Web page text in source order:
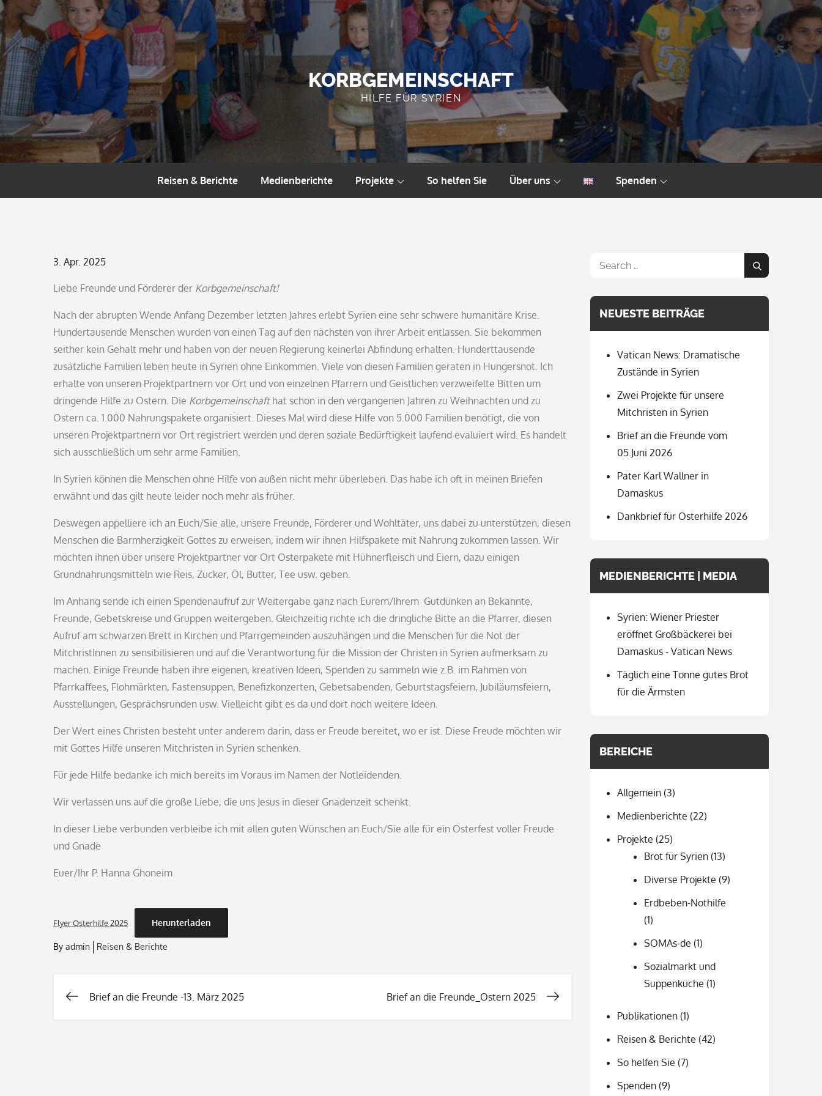
Skip
to
content
KORBGEMEINSCHAFT
HILFE FÜR SYRIEN
Reisen & Berichte Medienberichte Projekte So helfen Sie Über uns Spenden
Posted
3. Apr. 2025
Liebe Freunde und Förderer der Korbgemeinschaft!
Nach der abrupten Wende Anfang Dezember letzten Jahres erlebt Syrien eine sehr schwere humanitäre Krise.
Hundertausende Menschen wurden von einen Tag auf den nächsten von ihrer Arbeit entlassen. Sie bekommen
seither kein Gehalt mehr und haben von der neuen Regierung keinerlei Abfindung erhalten. Hunderttausende
zusätzliche Familien leben heute in Syrien ohne Einkommen. Viele von diesen Familien geraten in Hungersnot. Ich
erhalte von unseren Projektpartnern vor Ort und von einzelnen Pfarrern und Geistlichen verzweifelte Bitten um
dringende Hilfe zu Ostern. Die Korbgemeinschafthat schon in den vergangenen Jahren zu Weihnachten und zu
Ostern ca. 1.000 Nahrungspakete organisiert. Dieses Mal wird diese Hilfe von 5.000 Familien benötigt, die von
unseren Projektpartnern vor Ort registriert werden und deren soziale Bedürftigkeit laufend evaluiert wird. Es handelt
sich ausschließlich um sehr arme Familien.
In Syrien können die Menschen ohne Hilfe von außen nicht mehr überleben. Das habe ich oft in meinen Briefen
erwähnt und das gilt heute leider noch mehr als früher.
Deswegen appelliere ich an Euch/Sie alle, unsere Freunde, Förderer und Wohltäter, uns dabei zu unterstützen, diesen
Menschen die Barmherzigkeit Gottes zu erweisen, indem wir ihnen Hilfspakete mit Nahrung zukommen lassen. Wir
möchten ihnen über unsere Projektpartner vor Ort Osterpakete mit Hühnerfleisch und Eiern, dazu einigen
Grundnahrungsmitteln wie Reis, Zucker, Öl, Butter, Tee usw. geben.
Im Anhang sende ich einen Spendenaufruf zur Weitergabe ganz nach Eurem/Ihrem Gutdünken an Bekannte,
Freunde, Gebetskreise und Gruppen weitergeben. Gleichzeitig richte ich die dringliche Bitte an die Pfarrer, diesen
Aufruf am schwarzen Brett in Kirchen und Pfarrgemeinden auszuhängen und die Menschen für die Not der
MitchristInnen zu sensibilisieren und auf die Verantwortung für die Mission der Christen in Syrien aufmerksam zu
machen. Einige Freunde haben ihre eigenen, kreativen Ideen, Spenden zu sammeln wie z.B. im Rahmen von
Pfarrkaffees, Flohmärkten, Fastensuppen, Benefizkonzerten, Gebetsabenden, Geburtstagsfeiern, Jubiläumsfeiern,
Ausstellungen, Gesprächsrunden usw. Vielleicht gibt es da und dort noch weitere Ideen.
Der Wert eines Christen besteht unter anderem darin, dass er Freude bereitet, wo er ist. Diese Freude möchten wir
mit Gottes Hilfe unseren Mitchristen in Syrien schenken.
Für jede Hilfe bedanke ich mich bereits im Voraus im Namen der Notleidenden.
Wir verlassen uns auf die große Liebe, die uns Jesus in dieser Gnadenzeit schenkt.
In dieser Liebe verbunden verbleibe ich mit allen guten Wünschen an Euch/Sie alle für ein Osterfest voller Freude
und Gnade
Euer/Ihr P. Hanna Ghoneim
Flyer Osterhilfe 2025 Herunterladen
By admin Reisen & Berichte
Beitragsnavigation
Brief an die Freunde -13. März 2025 Brief an die Freunde_Ostern 2025
Search
Search
NEUESTE BEITRÄGE
Vatican News: Dramatische
Zustände in Syrien
Zwei Projekte für unsere
Mitchristen in Syrien
Brief an die Freunde vom
05.Juni 2026
Pater Karl Wallner in
Damaskus
Dankbrief für Osterhilfe 2026
MEDIENBERICHTE | MEDIA
Syrien: Wiener Priester
eröffnet Großbäckerei bei
Damaskus - Vatican News
Täglich eine Tonne gutes Brot
für die Ärmsten
BEREICHE
Allgemein(3)
Medienberichte (22)
Projekte (25)
Brot für Syrien(13)
Diverse Projekte (9)
Erdbeben-Nothilfe
(1)
SOMAs-de (1)
Sozialmarkt und
Suppenküche (1)
Publikationen(1)
Reisen & Berichte (42)
So helfen Sie (7)
Spenden(9)